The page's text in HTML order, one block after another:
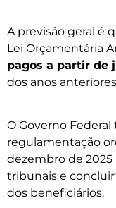
A previsão geral é
Lei Orçamentária
pagos a partir de
dos anos
O Governo
regulamentação
dezembro de 2025
tribunais e
dos beneficiários.